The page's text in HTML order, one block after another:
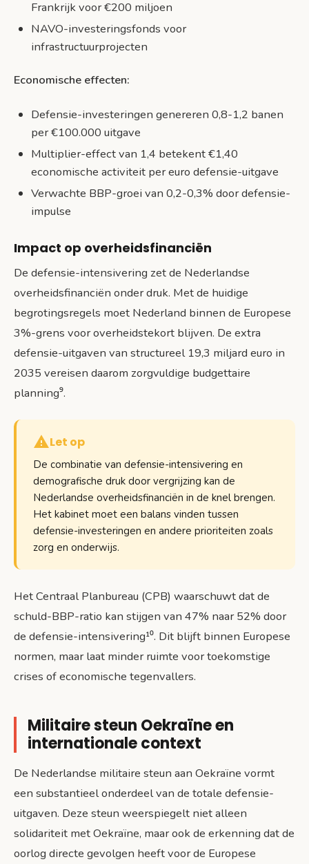
Frankrijk voor €200 miljoen
NAVO-investeringsfonds voor
infrastructuurprojecten
Economische effecten:
Defensie-investeringen genereren 0,8-1,2 banen
per €100.000 uitgave
Multiplier-effect van 1,4 betekent €1,40
economische activiteit per euro defensie-uitgave
Verwachte BBP-groei van 0,2-0,3% door defensie-
impulse
Impact op overheidsfinanciën
De defensie-intensivering zet de Nederlandse
overheidsfinanciën onder druk. Met de huidige
begrotingsregels moet Nederland binnen de Europese
3%-grens voor overheidstekort blijven. De extra
defensie-uitgaven van structureel 19,3 miljard euro in
2035 vereisen daarom zorgvuldige budgettaire
planning⁹.
Let op
De combinatie van defensie-intensivering en
demografische druk door vergrijzing kan de
Nederlandse overheidsfinanciën in de knel brengen.
Het kabinet moet een balans vinden tussen
defensie-investeringen en andere prioriteiten zoals
zorg en onderwijs.
Het Centraal Planbureau (CPB) waarschuwt dat de
schuld-BBP-ratio kan stijgen van 47% naar 52% door
de defensie-intensivering¹⁰. Dit blijft binnen Europese
normen, maar laat minder ruimte voor toekomstige
crises of economische tegenvallers.
Militaire steun Oekraïne en
internationale context
De Nederlandse militaire steun aan Oekraïne vormt
een substantieel onderdeel van de totale defensie-
uitgaven. Deze steun weerspiegelt niet alleen
solidariteit met Oekraïne, maar ook de erkenning dat de
oorlog directe gevolgen heeft voor de Europese